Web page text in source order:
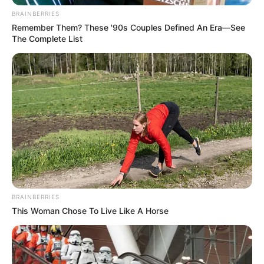
-G
Caráter autorizativo da lei
Em nota oficial, o Palácio do Planalto destacou que a Lei
Complementar 226/26 tem caráter autorizativo, garantindo
autonomia aos entes federativos para decidir sobre a
recomposição dos direitos.
autônoma e por meio de lei própria, sobre o pagamento retroativo
das vantagens pessoais”, informou o Planalto.
BRAINBERRIES
Remember Them? These '90s Couples Defined An Era—See
The Complete List
BRAINBERRIES
This Woman Chose To Live Like A Horse